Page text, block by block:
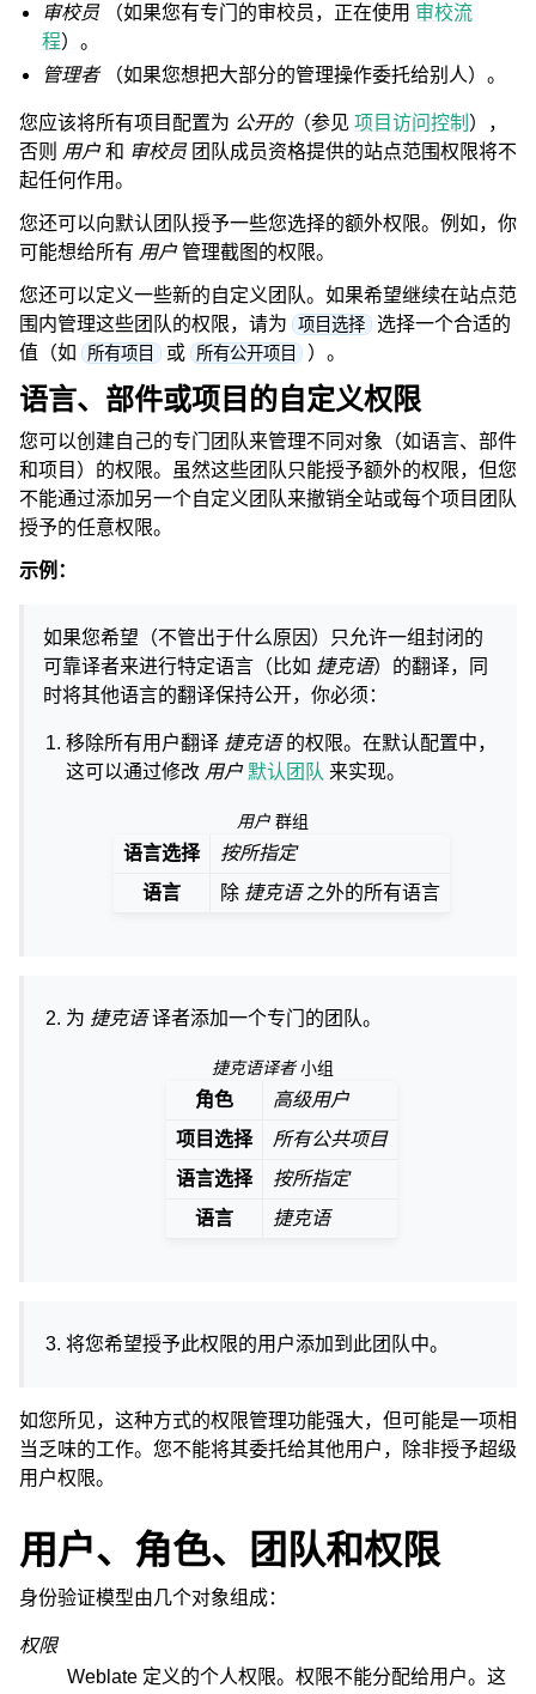
审校员 （如果您有专门的审校员，正在使用 审校流
程）。
管理者（如果您想把大部分的管理操作委托给别人）。
您应该将所有项目配置为 公开的（参见 项目访问控制 ），
否则 用户和 审校员 团队成员资格提供的站点范围权限将不
起任何作用。
您还可以向默认团队授予一些您选择的额外权限。例如，你
可能想给所有 用户管理截图的权限。
您还可以定义一些新的自定义团队。如果希望继续在站点范
围内管理这些团队的权限，请为
项目选择 选择一个合适的
值（如
所有项目 或 所有公开项目 ）。
语言、部件或项目的自定义权限
您可以创建自己的专门团队来管理不同对象（如语言、部件
和项目）的权限。虽然这些团队只能授予额外的权限，但您
不能通过添加另一个自定义团队来撤销全站或每个项目团队
授予的任意权限。
示例：
如果您希望（不管出于什么原因）只允许一组封闭的
可靠译者来进行特定语言（比如 捷克语）的翻译，同
时将其他语言的翻译保持公开，你必须：
移除所有用户翻译 捷克语的权限。在默认配置中，
这可以通过修改 用户 默认团队 来实现。
用户群组
语言选择
按所指定
语言
除 捷克语之外的所有语言
为 捷克语译者添加一个专门的团队。
捷克语译者小组
角色
高级用户
项目选择
所有公共项目
语言选择
按所指定
语言
捷克语
将您希望授予此权限的用户添加到此团队中。
如您所见，这种方式的权限管理功能强大，但可能是一项相
当乏味的工作。您不能将其委托给其他用户，除非授予超级
用户权限。
用户、角色、团队和权限
身份验证模型由几个对象组成：
权限
Weblate 定义的个人权限。权限不能分配给用户。这